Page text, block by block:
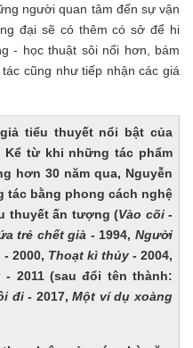
người quan tâm đến sự vận
đại sẽ có thêm có sở để hi
- học thuật sôi nổi hơn, bám
cũng như tiếp nhận các giá
tiểu thuyết nổi bật của
Kể từ khi những tác phẩm
hơn 30 năm qua, Nguyễn
tác bằng phong cách nghệ
thuyết ấn tượng (Vào cõi-
trẻ chết già - 1994,Người
- 2000, Thoạt kì thủy- 2004,
- 2011 (sau đổi tên thành:
đi- 2017,Một ví dụ xoàng